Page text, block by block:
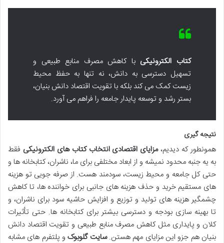
کتاب الکترونیکی با کاهش مصرف منابع طبیعی و
تسهیل دسترسی به دانش، نه تنها به حفظ محیط
زیست کمک می کند بلکه با تقویت اقتصاد دانش بنیان،
بستر رشد و توسعه پایدار جامعه را فراهم می آورد.
نتیجه گیری
همونطور که دیدیم،مزایای اقتصادی انتخاب کتاب های الکترونیکی فقط
به یه جنبه محدود نمیشه و از ابعاد مختلفی برای ما، ناشران، کتابخانه ها و
حتی کل جامعه و محیط زیست، سودمند هست. از صرفه جویی تو هزینه
های مستقیم خرید و حذف هزینه های جانبی برای خواننده ها، تا کاهش
چشمگیر هزینه های تولید و توزیع و افزایش حاشیه سود برای ناشران، و
تا بهینه سازی بودجه و دسترسی بیشتر برای کتابخانه ها. حتی تأثیرات
کلان و پایداری مثل کاهش مصرف منابع طبیعی و تقویت اقتصاد دانش
بنیان هم جزو این مزایای مهم هستن.سایت گلوبوکو پلتفرم های مشابه